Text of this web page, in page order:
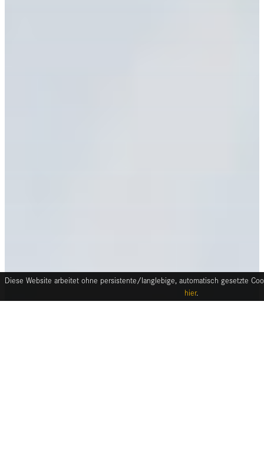
Diese Website arbeitet ohne persistente/langlebige, automatisch gesetzte
hier.